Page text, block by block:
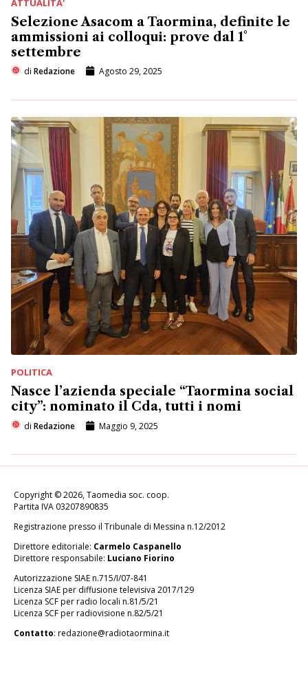
ATTUALITA'
Selezione Asacom a Taormina, definite le
ammissioni ai colloqui: prove dal 1°
settembre
di Redazione Agosto 29, 2025
POLITICA
Nasce l’azienda speciale “Taormina social
city”: nominato il Cda, tutti i nomi
di Redazione Maggio 9, 2025
Copyright © 2026, Taomedia soc. coop.
Partita IVA 03207890835
Registrazione presso il Tribunale di Messina n.12/2012
Direttore editoriale: Carmelo Caspanello
Direttore responsabile: Luciano Fiorino
Autorizzazione SIAE n.715/I/07-841
Licenza SIAE per diffusione televisiva 2017/129
Licenza SCF per radio locali n.81/5/21
Licenza SCF per radiovisione n.82/5/21
Contatto: redazione@radiotaormina.it